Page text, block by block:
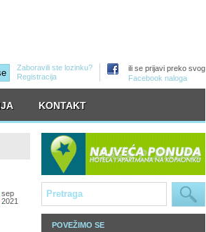
Zaboravili ste lozinku?
Registracija
ili se prijavi preko svog
Facebook naloga
KONTAKT
sep
2021
POVEŽIMO SE